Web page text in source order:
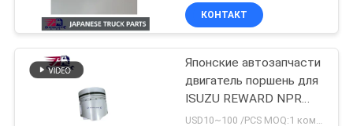
FTR FVR FSR 4HK1T 8-
98215307-0
КОНТАКТ
Японские автозапчасти
двигатель поршень для
ISUZU REWARD NPR
NKR 4BD1 4BD1T OEM